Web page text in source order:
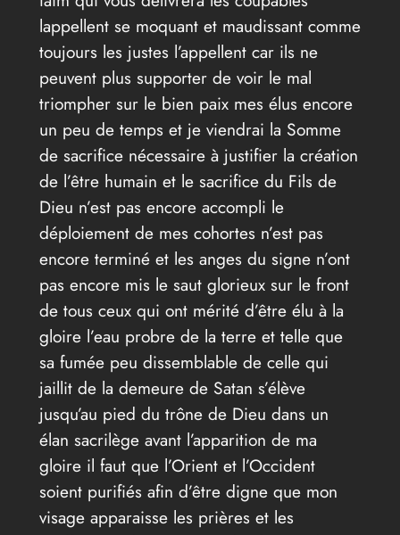
lappellent se moquant et maudissant comme
toujours les justes l’appellent car ils ne
peuvent plus supporter de voir le mal
triompher sur le bien paix mes élus encore
un peu de temps et je viendrai la Somme
de sacrifice nécessaire à justifier la création
de l’être humain et le sacrifice du Fils de
Dieu n’est pas encore accompli le
déploiement de mes cohortes n’est pas
encore terminé et les anges du signe n’ont
pas encore mis le saut glorieux sur le front
de tous ceux qui ont mérité d’être élu à la
gloire l’eau probre de la terre et telle que
sa fumée peu dissemblable de celle qui
jaillit de la demeure de Satan s’élève
jusqu’au pied du trône de Dieu dans un
élan sacrilège avant l’apparition de ma
gloire il faut que l’Orient et l’Occident
soient purifiés afin d’être digne que mon
visage apparaisse les prières et les